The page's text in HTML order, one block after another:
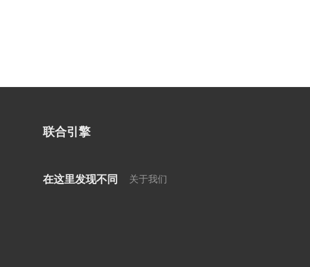
联合引擎
在这里发现不同 关于我们